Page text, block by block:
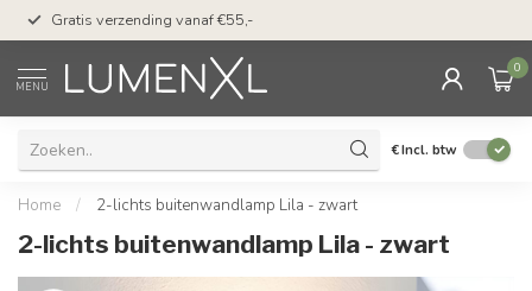
Gratis verzending vanaf €55,-
MENU
0
€Incl. btw
Home / 2-lichts buitenwandlamp Lila - zwart
2-lichts buitenwandlamp Lila - zwart